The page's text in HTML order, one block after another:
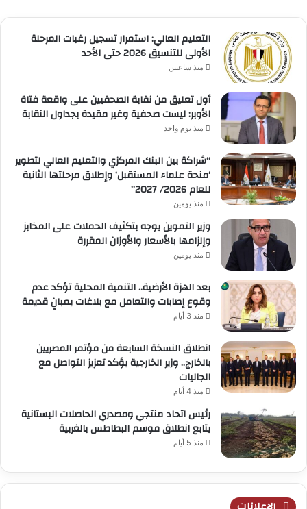
التعليم العالي: استمرار تسجيل رغبات المرحلة
الأولى للتنسيق 2026 حتى الأحد
منذ ساعتين
أول تعليق من نقابة الصحفيين على واقعة فتاة
الأوبر: ليست صحفية وغير مقيدة بجداول النقابة
منذ يوم واحد
“شراكة بين البنك المركزي والتعليم العالي لتطوير
‘منحة علماء المستقبل’ وإطلاق مرحلتها الثانية
للعام 2026/ 2027”
منذ يومين
وزير التموين يوجه بتكثيف الحملات على المخابز
وإلزامها بالأسعار والأوزان المقررة
منذ يومين
بعد الهزة الأرضية.. التنمية المحلية تؤكد عدم
وقوع إصابات والتعامل مع بلاغات بمبانٍ قديمة
منذ 3 أيام
انطلاق النسخة السابعة من مؤتمر المصريين
بالخارج.. وزير الخارجية يؤكد تعزيز التواصل مع
الجاليات
منذ 4 أيام
رئيس اتحاد منتجي ومصدري الحاصلات البستانية
يتابع انطلاق موسم البطاطس بالغربية
منذ 5 أيام